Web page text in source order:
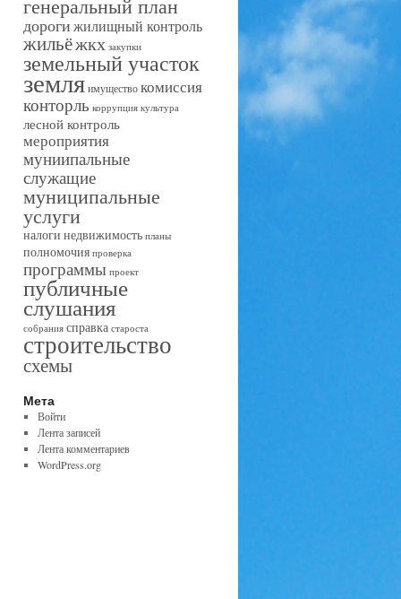
генеральный план
дорогижилищный контроль
жильёжкх закупки
земельный участок
земляимуществокомиссия
конторль коррупция культура
лесной контроль
мероприятия
муниипальные
служащие
муниципальные
услуги
налоги недвижимость планы
полномочия проверка
программы проект
публичные
слушания
собрания справка староста
строительство
схемы
Мета
Войти
Лента записей
Лента комментариев
WordPress.org